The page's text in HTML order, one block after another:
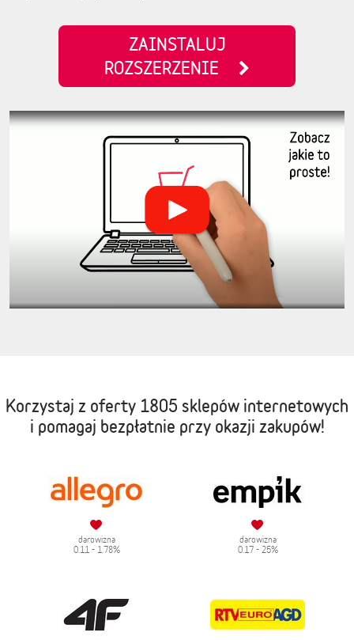
ZAINSTALUJ
ROZSZERZENIE
Korzystaj z oferty 1805 sklepów internetowych
i pomagaj bezpłatnie przy okazji zakupów!
darowizna
0.11 - 1.78%
darowizna
0.17 - 25%